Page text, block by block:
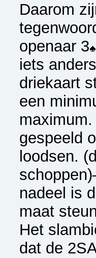
Daarom
openaar 3
iets
driekaart
een
gespeeld
loodsen.
nadeel is
maat
Het
dat de